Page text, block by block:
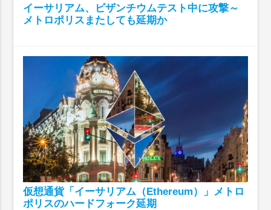
イーサリアム、ビザンチウムテスト中に攻撃～
メトロポリスまたしても延期か
仮想通貨「イーサリアム（Ethereum）」メトロ
ポリスのハードフォーク延期